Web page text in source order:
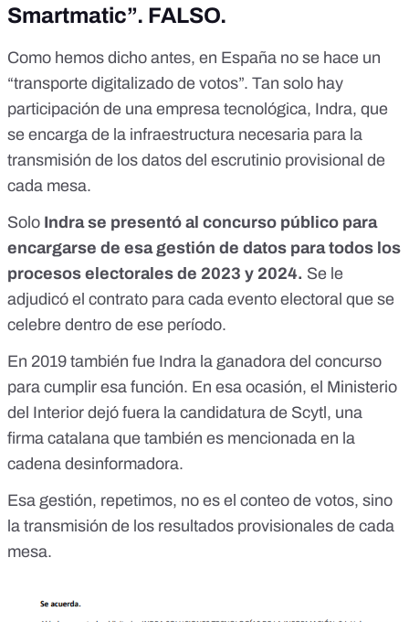
Smartmatic”. FALSO.
Como hemos dicho antes, en España no se hace un
“transporte digitalizado de votos”. Tan solo hay
participación de una empresa tecnológica, Indra, que
se encarga de la infraestructura necesaria para la
transmisión de los datos del escrutinio provisional de
cada mesa.
Solo Indra se presentó al concurso público para
encargarse de esa gestión de datos para todos los
procesos electorales de 2023 y 2024. Se le
adjudicó el contrato para cada evento electoral que se
celebre dentro de ese período.
En 2019 también fue Indra la ganadora del concurso
para cumplir esa función. En esa ocasión, el Ministerio
del Interior dejó fuera la candidatura de Scytl, una
firma catalana que también es mencionada en la
cadena desinformadora.
Esa gestión, repetimos, no es el conteo de votos, sino
la transmisión de los resultados provisionales de cada
mesa.